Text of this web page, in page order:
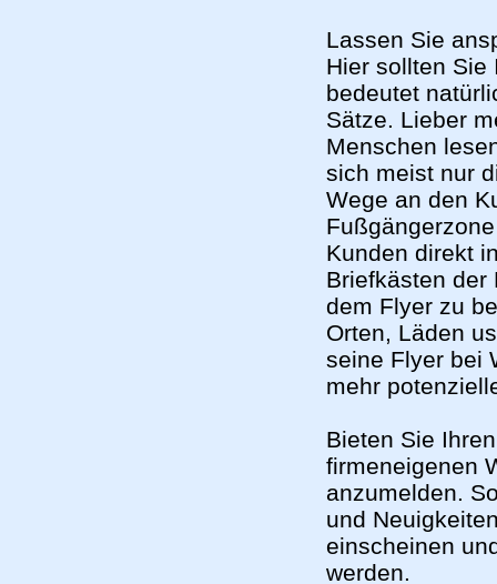
Lassen Sie
Hier sollten Sie
bedeutet
Sätze. Lieber
Menschen
sich meist nur
Wege an den
Kunden direkt
Briefkästen der
dem Flyer zu
Orten, Läden
seine Flyer bei
mehr
Bieten Sie
firmeneigenen
anzumelden.
und
einscheinen
werden.